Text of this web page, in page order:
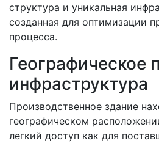
структура и уникальная
созданная для оптимизации
процесса.
Географическое
инфраструктура
Производственное здание
географическом
легкий доступ как для